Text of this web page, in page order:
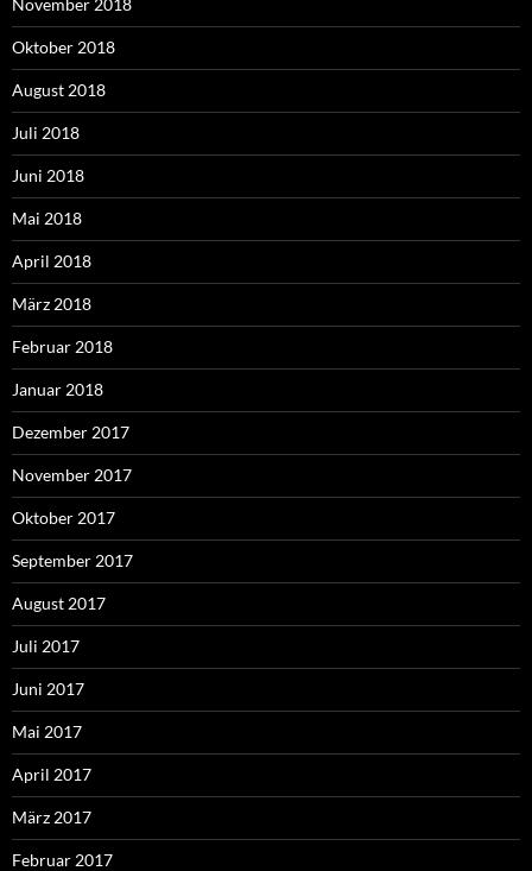
Oktober 2018
August 2018
Juli 2018
Juni 2018
Mai 2018
April 2018
März 2018
Februar 2018
Januar 2018
Dezember 2017
November 2017
Oktober 2017
September 2017
August 2017
Juli 2017
Juni 2017
Mai 2017
April 2017
März 2017
Februar 2017